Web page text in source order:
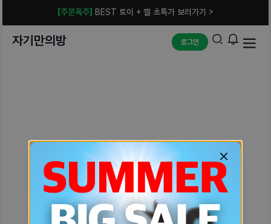
[주문폭주] BEST 토이 + 젤 초특가 보러가기 >
자기만의방 로그인
예상치 못한 에러입니다.